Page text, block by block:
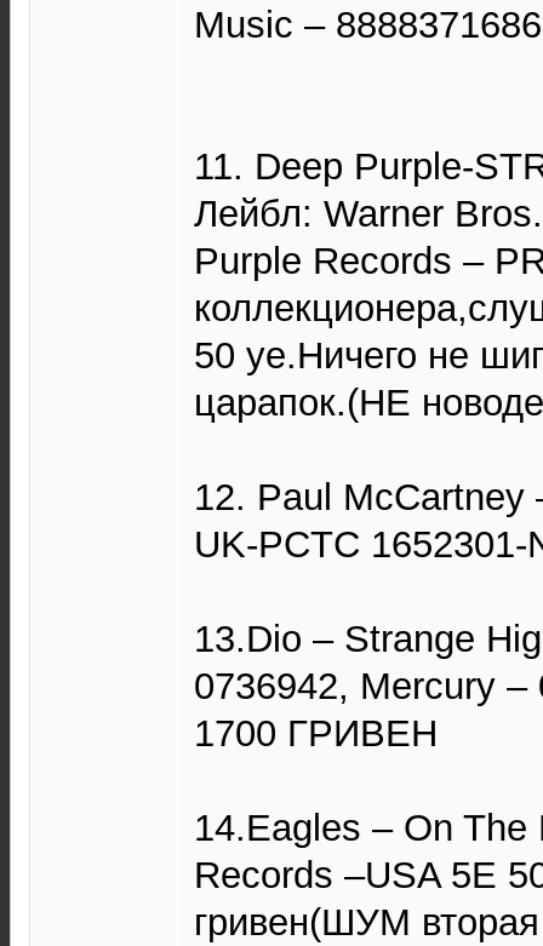
Music –
11. Deep Purple-
Лейбл: Warner
Purple Records –
50 уе.Ничего не
царапок.(НЕ
12. Paul McCartney
UK-PCTC 1652301-
13.Dio – Strange
0736942, Mercury –
1700 ГРИВЕН
14.Eagles ‎– On
Records –USA 5E
гривен(ШУМ